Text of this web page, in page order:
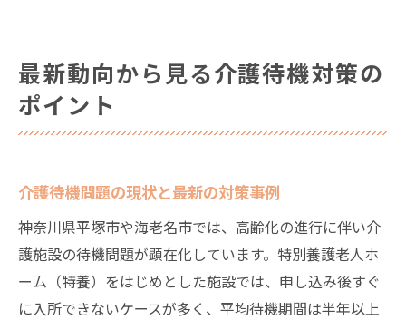
最新動向から見る介護待機対策の
ポイント
介護待機問題の現状と最新の対策事例
神奈川県平塚市や海老名市では、高齢化の進行に伴い介
護施設の待機問題が顕在化しています。特別養護老人ホ
ーム（特養）をはじめとした施設では、申し込み後すぐ
に入所できないケースが多く、平均待機期間は半年以上